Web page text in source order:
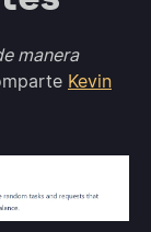
manera
Kevin